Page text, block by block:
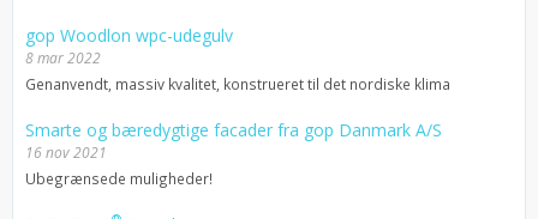
gop Woodlon wpc-udegulv
8 mar 2022
Genanvendt, massiv kvalitet, konstrueret til det nordiske klima
Smarte og bæredygtige facader fra gop Danmark A/S
16 nov 2021
Ubegrænsede muligheder!